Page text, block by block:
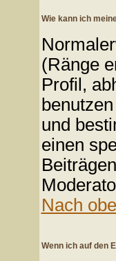
Wie kann ich
(Ränge
Profil,
und
einen
Nach
Wenn ich auf den